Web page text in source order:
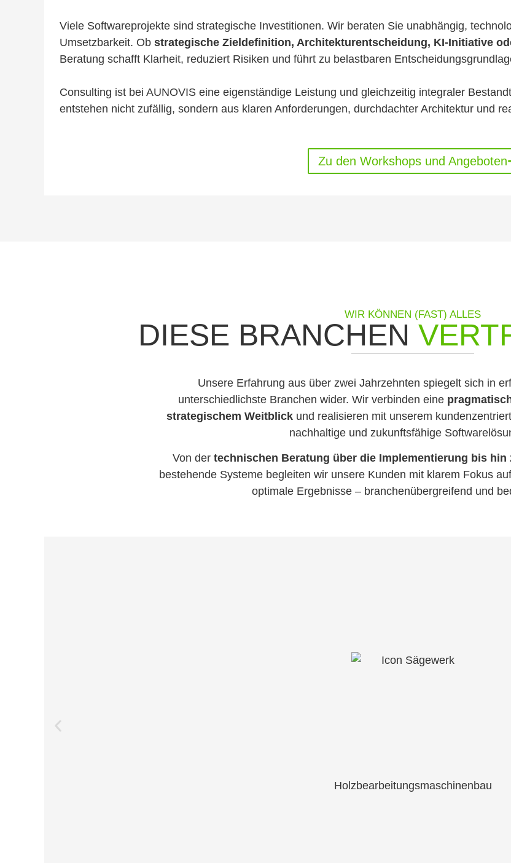
Viele Softwareprojekte sind strategische Investitionen. Wir beraten Sie unabhängig,
Umsetzbarkeit. Ob strategische Zieldefinition, Architekturentscheidung, KI-Initiative
Beratung schafft Klarheit, reduziert Risiken und führt zu belastbaren
Consulting ist bei AUNOVIS eine eigenständige Leistung und gleichzeitig integraler
entstehen nicht zufällig, sondern aus klaren Anforderungen, durchdachter Architektur und
Zu den Workshops und Angeboten
WIR KÖNNEN (FAST) ALLES
DIESE BRANCHEN
Unsere Erfahrung aus über zwei Jahrzehnten spiegelt sich in
unterschiedlichste Branchen wider. Wir verbinden eine
strategischem Weitblickund realisieren mit unserem
nachhaltige und zukunftsfähige
Von der technischen Beratung über die Implementierung bis
bestehende Systeme begleiten wir unsere Kunden mit klarem Fokus
optimale Ergebnisse – branchenübergreifend und
Holzbearbeitungsmaschinenbau